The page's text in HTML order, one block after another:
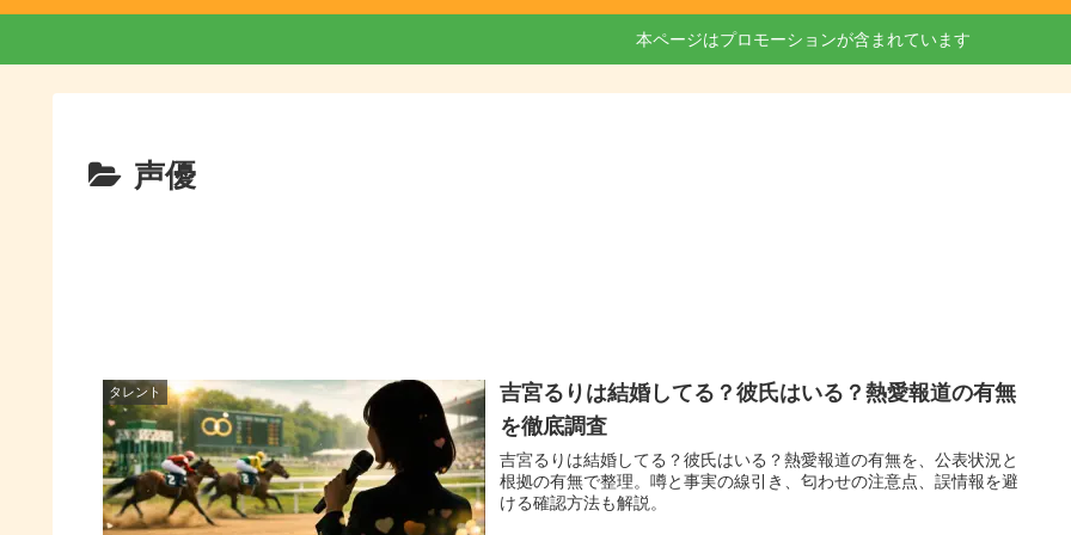
本ページはプロモーションが含まれています
声優
タレント
吉宮るりは結婚してる？彼氏はいる？熱愛報道の有無
を徹底調査
吉宮るりは結婚してる？彼氏はいる？熱愛報道の有無を、公表状況と
根拠の有無で整理。噂と事実の線引き、匂わせの注意点、誤情報を避
ける確認方法も解説。